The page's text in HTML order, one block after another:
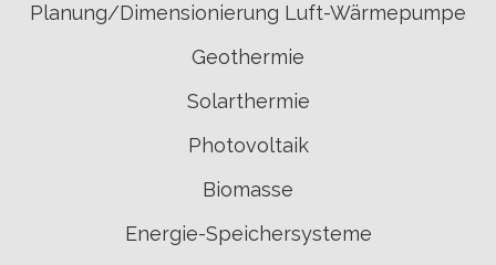
Planung/Dimensionierung Luft-Wärmepumpe
Geothermie
Solarthermie
Photovoltaik
Biomasse
Energie-Speichersysteme